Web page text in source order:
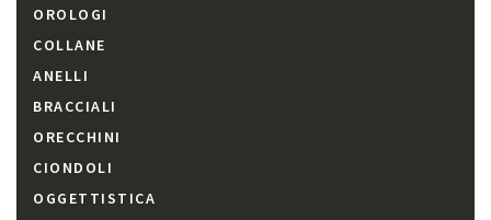
OROLOGI
COLLANE
ANELLI
BRACCIALI
ORECCHINI
CIONDOLI
OGGETTISTICA